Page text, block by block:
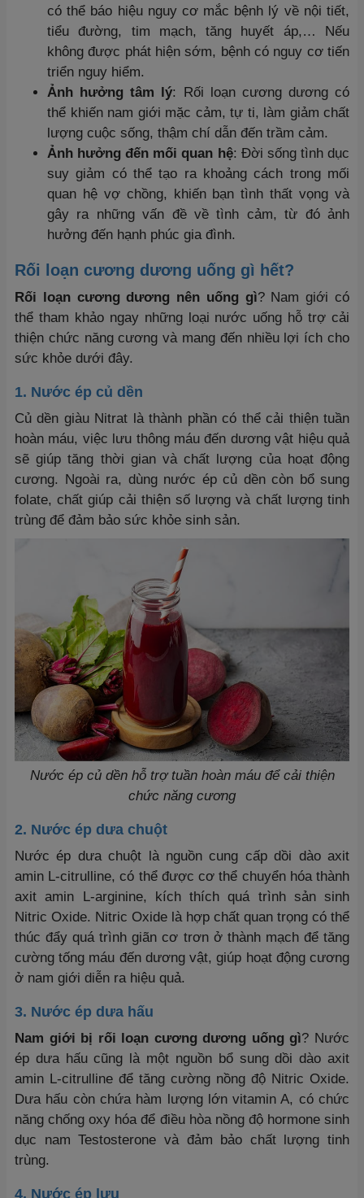
có thể báo hiệu nguy cơ mắc bệnh lý về nội tiết,
tiểu đường, tim mạch, tăng huyết áp,… Nếu
không được phát hiện sớm, bệnh có nguy cơ tiến
triển nguy hiểm.
Ảnh hưởng tâm lý: Rối loạn cương dương có
thể khiến nam giới mặc cảm, tự ti, làm giảm chất
lượng cuộc sống, thậm chí dẫn đến trầm cảm.
Ảnh hưởng đến mối quan hệ: Đời sống tình dục
suy giảm có thể tạo ra khoảng cách trong mối
quan hệ vợ chồng, khiến bạn tình thất vọng và
gây ra những vấn đề về tình cảm, từ đó ảnh
hưởng đến hạnh phúc gia đình.
Rối loạn cương dương uống gì hết?
Rối loạn cương dương nên uống gì? Nam giới có
thể tham khảo ngay những loại nước uống hỗ trợ cải
thiện chức năng cương và mang đến nhiều lợi ích cho
sức khỏe dưới đây.
1. Nước ép củ dền
Củ dền giàu Nitrat là thành phần có thể cải thiện tuần
hoàn máu, việc lưu thông máu đến dương vật hiệu quả
sẽ giúp tăng thời gian và chất lượng của hoạt động
cương. Ngoài ra, dùng nước ép củ dền còn bổ sung
folate, chất giúp cải thiện số lượng và chất lượng tinh
trùng để đảm bảo sức khỏe sinh sản.
Nước ép củ dền hỗ trợ tuần hoàn máu để cải thiện
chức năng cương
2. Nước ép dưa chuột
Nước ép dưa chuột là nguồn cung cấp dồi dào axit
amin L-citrulline, có thể được cơ thể chuyển hóa thành
axit amin L-arginine, kích thích quá trình sản sinh
Nitric Oxide. Nitric Oxide là hợp chất quan trọng có thể
thúc đẩy quá trình giãn cơ trơn ở thành mạch để tăng
cường tống máu đến dương vật, giúp hoạt động cương
ở nam giới diễn ra hiệu quả.
3. Nước ép dưa hấu
Nam giới bị rối loạn cương dương uống gì? Nước
ép dưa hấu cũng là một nguồn bổ sung dồi dào axit
amin L-citrulline để tăng cường nồng độ Nitric Oxide.
Dưa hấu còn chứa hàm lượng lớn vitamin A, có chức
năng chống oxy hóa để điều hòa nồng độ hormone sinh
dục nam Testosterone và đảm bảo chất lượng tinh
trùng.
4. Nước ép lựu